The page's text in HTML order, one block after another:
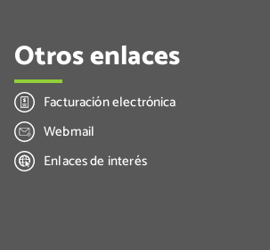
Otros enlaces
Facturación electrónica
Webmail
Enlaces de interés